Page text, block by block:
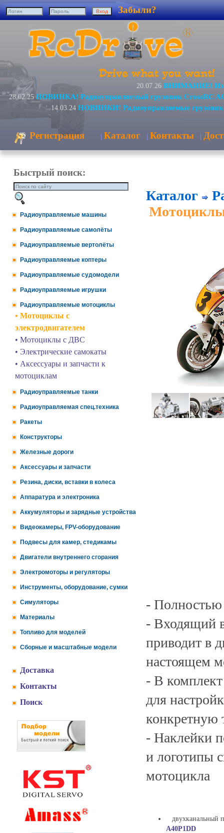
Забыли?
20.07.26 ВНИМАНИЕ!
28.02.25 НОВИНКА! Радиоуправляемый грузовик CrossRC
14.03.24 НОВИНКИ! Радиоуправляемые
Регистрация | Каталог | Контакты |
Быстрый поиск:
Радиоуправляемые машины
Радиоуправляемые самолёты
Радиоуправляемые вертолёты
Радиоуправляемые коптеры
Радиоуправляемые судомодели
Радиоуправляемые игрушки
Радиоуправляемые мотоциклы
• Мотоциклы с
электродвигателем
• Мотоциклы с ДВС
• Электрические самокаты
• Аксессуары и запчасти к
мотоциклам
Радиоуправляемые танки
Радиоуправляемая спец.техника
Ракеты
Конструкторы
Железные дороги
Аксессуары и запчасти
Резина, диски, вставки в колеса
Аппаратура и электроника
Аккумуляторы и зарядные устройства
Видеокамеры, FPV-оборудование
Подвесы для камер, стедикамы
Двигатели внутреннего сгорания
Электромоторы и регуляторы
Инструменты, оборудование, сумки
Симуляторы
Материалы
Топливо для моделей
Сборные и масштабные модели
Доставка
Контакты
Поиск
Каталог
Мотоциклы
- Полностью
- Входящий
приводит в
настоящем
- В
для
конкретную
- Наклейки
и логотипы
мотоцикла
двухканальный
A40P1DD